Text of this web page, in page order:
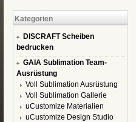
Kategorien
DISCRAFT Scheiben
bedrucken
GAIA Sublimation Team-
Ausrüstung
Voll Sublimation Ausrüstung
Voll Sublimation Gallerie
uCustomize Materialien
uCustomize Design Studio